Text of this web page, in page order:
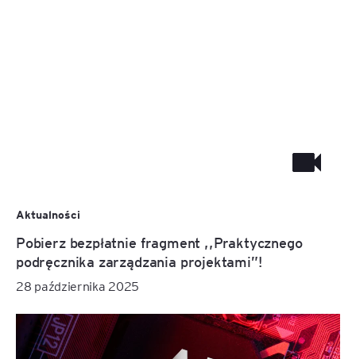
Aktualności
Pobierz bezpłatnie fragment ,,Praktycznego
podręcznika zarządzania projektami”!
28 października 2025